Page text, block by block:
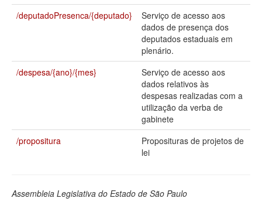
Legislação
Perguntas frequentes
/deputadoPresenca/{deputado}
Serviço de acesso aos
dados de presença dos
deputados estaduais em
plenário.
/despesa/{ano}/{mes}
Serviço de acesso aos
dados relativos às
despesas realizadas com a
utilização da verba de
gabinete
/propositura
Proposituras de projetos de
lei
Assembleia Legislativa do Estado de São Paulo